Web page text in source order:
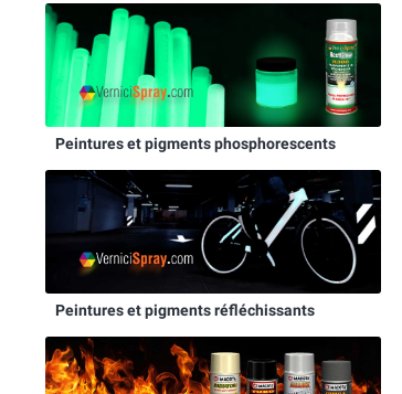
Peintures et pigments phosphorescents
Peintures et pigments réfléchissants